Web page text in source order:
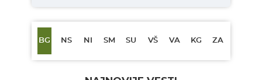
BG NS NI SM SU VŠ VA KG ZA